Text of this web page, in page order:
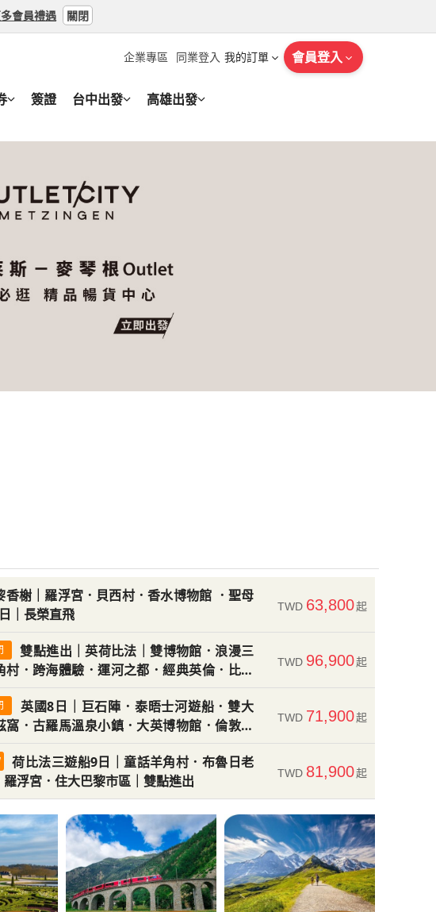
會員禮遇 關閉
企業專區 同業登入 我的訂單 會員登入
簽證 台中出發 高雄出發
香榭｜羅浮宮．貝西村．香水博物館 ．聖母
｜長榮直飛
TWD 63,800起
雙點進出｜英荷比法｜雙博物館．浪漫三
村．跨海體驗．運河之都．經典英倫．比利
TWD 96,900起
英國8日｜巨石陣．泰晤士河遊船．雙大
窩．古羅馬溫泉小鎮．大英博物館．倫敦輕
TWD 71,900起
荷比法三遊船9日｜童話羊角村．布魯日老
浮宮．住大巴黎市區｜雙點進出
TWD 81,900起
鄉村．大英博
角村．北海小漁
日古城．時尚
TWD92,900
起
遊．莎翁文學
輕旅行10日
TWD 92,900
起
船．童話羊角
點
角村．布魯日老
三大湖區．童
TWD 116,900
起
‧童話羊角村‧
星飯店10日
TWD 106,900
起
國王湖遊船．
．大英博物館．雙大學
起
火車．萊茵瀑布10日(長榮
山后-瑞吉山．雙火車．奇龍
TWD123,900
羊角村．布魯日古城．羅
TWD106,900
起
兩大湖區．童話羅騰堡．景
97,900起
殿花園．露天市集．塞納
城．田園柯茲窩．古羅馬
TWD71,900起
鄉村．大英博物館．牛
TWD 78,900
村．北海小漁村．經典羅
TWD 89,900起
洲之星．百年
、羊角村、布魯
岸．印象派．
其林饗宴10日
TWD 125,900
起
．大英博物
莎堡．下午茶9
TWD 129,900
起
,黃金路線列
布魯日老城．景觀餐廳．奧
起
河雙城堡．印象派諾曼
,白朗峰,黃金列車,冰河列車,
TWD195,900
宏峰．三大景觀列車．五
TWD219,900
起
童話城堡．跨國高速列
TWD165,900
羅浮宮．凡爾
下午茶．倫
茲窩．古羅馬
堡．鹽湖區絕
TWD121,900
起
仙境羊角
店．贈小費
TWD 129,900
起
館,維安田古
‧童話羊角村‧維安田古堡‧
日
起
‧羊角村‧雙古堡‧童話小鎮‧
巴士,羊角村,雙博物宮,三遊
TWD115,900
館．雙大學．巨石陣．倫
TWD125,900
起
三遊船．國鐵．OUTLET．
TWD136,900
．大力士高速
角村巡禮．浪
大道．浪漫大
13日
黃金快線列車,
TWD 140,900
起
賽宮．童話羊
費TWD 165,900
起
船．歐洲之星
古城門餐廳．
城．田園柯茲
行
店．海德堡．亞
宮．世界遺
TWD83,900
起
梵谷之旅,天堂
日TWD 92,900
起
．大英博物
午茶9日
堡．羅騰堡．
大道．浪漫大
13日
國王湖遊船．
TWD 106,900
起
火車．萊茵瀑
山旋轉纜車．阿
金列車．愛的
TWD 105,900
起
金列車．愛的
TWD 99,900
起
空吊橋．雙火
村．北海小漁
日
遊船．童話羊角
驗．運河之
航直飛)
TWD98,900
起
布魯日．仙境
TWD 87,900
起
村．布魯日老
．瑪黑區露天市集．
殿花園．露天市集．塞納河
TWD78,900起
城堡．印象派諾曼地．塞納
爾河雙城堡．印象派諾曼
TWD169,900
起
．田園柯茲窩．古羅馬溫
鄉村．大英博物館．牛津．
TWD78,900起
．大英博物館．雙大學
more... TWD
物館．雙大學．巨石陣．倫
TWD125,900
店．海德堡．亞
．跨海體驗．運
日古城．時尚
TWD92,900
起
驗．運河之
直飛)
TWD 98,900
起
大道．懸浮列
文化遺產．風車村．運河
城．香檳酒區．羅浮宮．
TWD79,900起
．高速列車．羅浮宮．時
TWD 106,900
‧羊角村‧雙古堡‧童話小
TWD107,900
起
之星．巴黎購
雙唯美小鎮、景
TWD 221,900
起
絕美羊角村、
TWD 85,900
起